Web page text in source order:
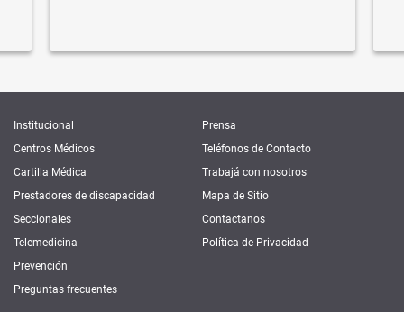
Institucional
Centros Médicos
Cartilla Médica
Prestadores de discapacidad
Seccionales
Telemedicina
Prevención
Preguntas frecuentes
Prensa
Teléfonos de Contacto
Trabajá con nosotros
Mapa de Sitio
Contactanos
Política de Privacidad